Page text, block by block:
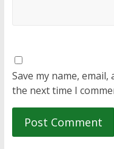
Save my name,
the next time I